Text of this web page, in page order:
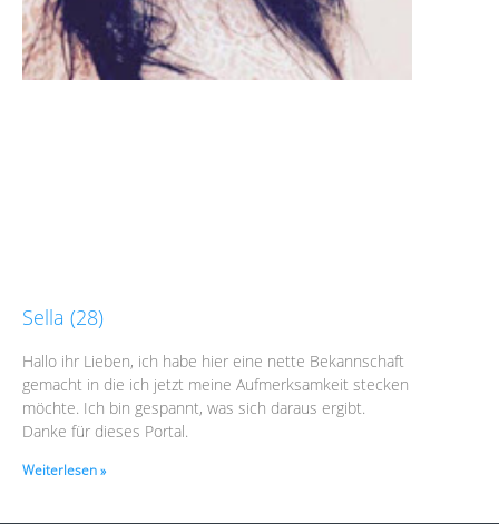
Sella (28)
Hallo ihr Lieben, ich habe hier eine nette Bekannschaft
gemacht in die ich jetzt meine Aufmerksamkeit stecken
möchte. Ich bin gespannt, was sich daraus ergibt.
Danke für dieses Portal.
Weiterlesen »